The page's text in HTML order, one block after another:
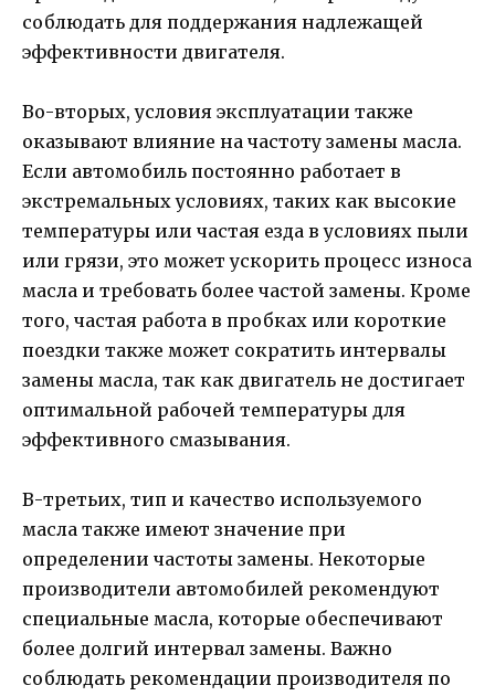
соблюдать для поддержания надлежащей
эффективности двигателя.
Во-вторых, условия эксплуатации также
оказывают влияние на частоту замены масла.
Если автомобиль постоянно работает в
экстремальных условиях, таких как высокие
температуры или частая езда в условиях пыли
или грязи, это может ускорить процесс износа
масла и требовать более частой замены. Кроме
того, частая работа в пробках или короткие
поездки также может сократить интервалы
замены масла, так как двигатель не достигает
оптимальной рабочей температуры для
эффективного смазывания.
В-третьих, тип и качество используемого
масла также имеют значение при
определении частоты замены. Некоторые
производители автомобилей рекомендуют
специальные масла, которые обеспечивают
более долгий интервал замены. Важно
соблюдать рекомендации производителя по